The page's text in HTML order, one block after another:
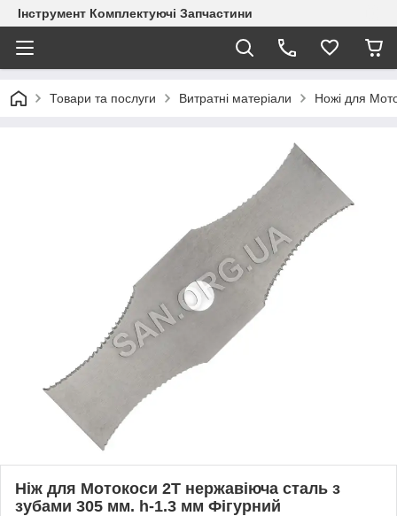
Інструмент Комплектуючі Запчастини
Товари та послуги Витратні матеріали Ножі для
Ніж для Мотокоси 2Т нержавіюча сталь з
зубами 305 мм. h-1.3 мм Фігурний